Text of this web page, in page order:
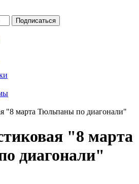
"8 марта Тюльпаны по диагонали"
"8 марта
диагонали"